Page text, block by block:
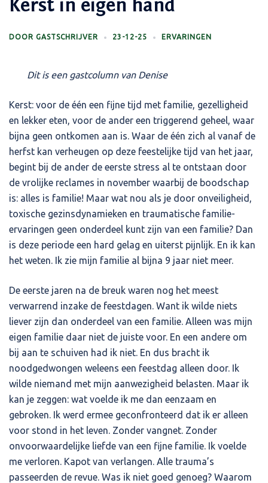
Kerst in eigen hand
DOOR GASTSCHRIJVER 23-12-25 ERVARINGEN
Dit is een gastcolumn van Denise
Kerst: voor de één een fijne tijd met familie, gezelligheid
en lekker eten, voor de ander een triggerend geheel, waar
bijna geen ontkomen aan is. Waar de één zich al vanaf de
herfst kan verheugen op deze feestelijke tijd van het jaar,
begint bij de ander de eerste stress al te ontstaan door
de vrolijke reclames in november waarbij de boodschap
is: alles is familie! Maar wat nou als je door onveiligheid,
toxische gezinsdynamieken en traumatische familie-
ervaringen geen onderdeel kunt zijn van een familie? Dan
is deze periode een hard gelag en uiterst pijnlijk. En ik kan
het weten. Ik zie mijn familie al bijna 9 jaar niet meer.
De eerste jaren na de breuk waren nog het meest
verwarrend inzake de feestdagen. Want ik wilde niets
liever zijn dan onderdeel van een familie. Alleen was mijn
eigen familie daar niet de juiste voor. En een andere om
bij aan te schuiven had ik niet. En dus bracht ik
noodgedwongen weleens een feestdag alleen door. Ik
wilde niemand met mijn aanwezigheid belasten. Maar ik
kan je zeggen: wat voelde ik me dan eenzaam en
gebroken. Ik werd ermee geconfronteerd dat ik er alleen
voor stond in het leven. Zonder vangnet. Zonder
onvoorwaardelijke liefde van een fijne familie. Ik voelde
me verloren. Kapot van verlangen. Alle trauma’s
passeerden de revue. Was ik niet goed genoeg? Waarom